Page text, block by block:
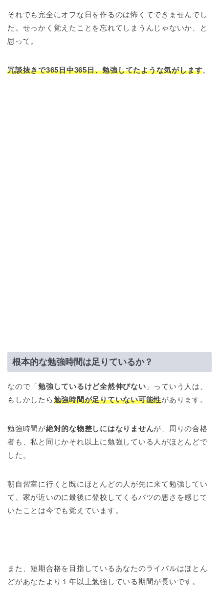
それでも完全にオフな日を作るのは怖くてできませんでし
た。せっかく覚えたことを忘れてしまうんじゃないか、と
思って。
冗談抜きで365日中365日、勉強してたような気がします。
根本的な勉強時間は足りているか？
なので「勉強しているけど全然伸びない 」っていう人は、
もしかしたら勉強時間が足りていない可能性があります。
勉強時間が絶対的な物差しにはなりませんが、周りの合格
者も、私と同じかそれ以上に勉強している人がほとんどで
した。
朝自習室に行くと既にほとんどの人が先に来て勉強してい
て、家が近いのに最後に登校してくるバツの悪さを感じて
いたことは今でも覚えています。
また、短期合格を目指しているあなたのライバルはほとん
どがあなたより１年以上勉強している期間が長いです。